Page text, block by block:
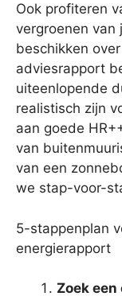
Ook profiteren
vergroenen van
beschikken
adviesrapport
uiteenlopende
realistisch zijn
aan goede
van
van een
we stap-voor-
5-stappenplan
energierapport
Zoek